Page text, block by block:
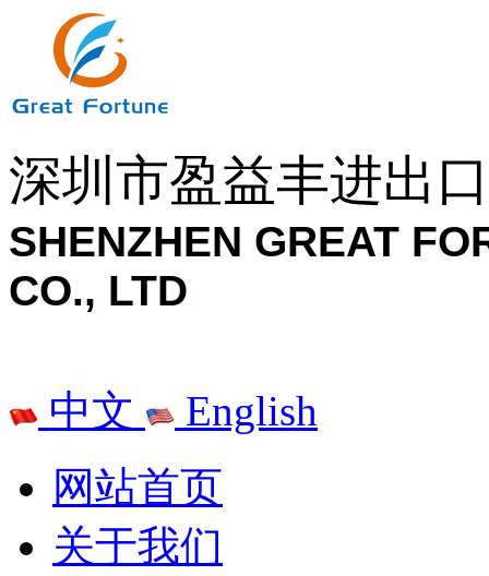
深圳市盈益丰进出
SHENZHEN GREAT
CO., LTD
中文
English
网站首页
关于我们